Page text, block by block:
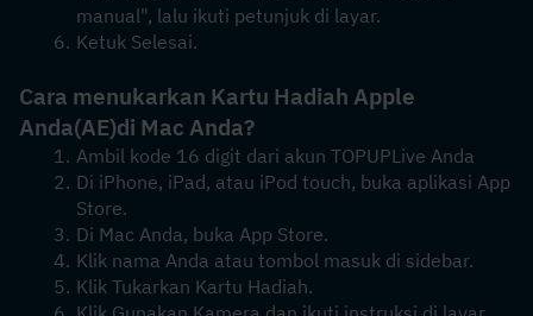
manual", lalu ikuti petunjuk di layar.
Ketuk Selesai.
Cara menukarkan Kartu Hadiah Apple
Anda(AE)di Mac Anda?
Ambil kode 16 digit dari akun TOPUPLive Anda
Di iPhone, iPad, atau iPod touch, buka aplikasi App
Store.
Di Mac Anda, buka App Store.
Klik nama Anda atau tombol masuk di sidebar.
Klik Tukarkan Kartu Hadiah.